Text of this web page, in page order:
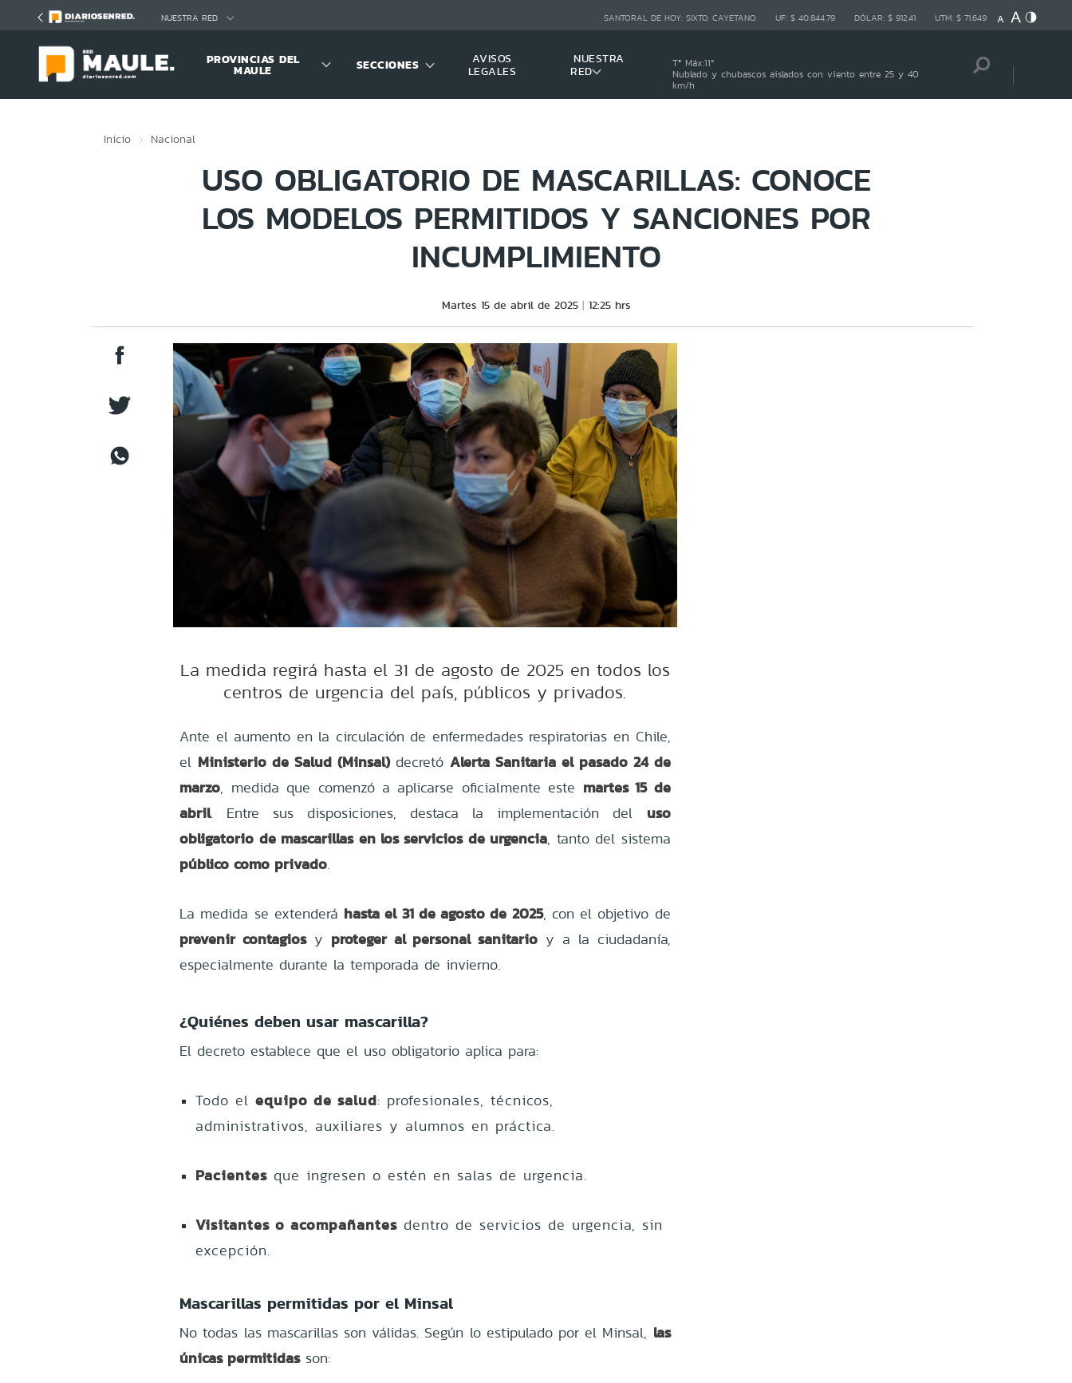
NUESTRA RED SANTORAL DE HOY: SIXTO, CAYETANO UF: $ 40.844,79 DÓLAR: $ 912,41 UTM: $ 71.649
PROVINCIAS DEL
MAULE SECCIONES
AVISOS
LEGALES
NUESTRA
RED
Tª Máx:11º
Nublado y chubascos aislados con viento entre 25 y 40
km/h
Inicio Nacional
USO OBLIGATORIO DE MASCARILLAS: CONOCE
LOS MODELOS PERMITIDOS Y SANCIONES POR
INCUMPLIMIENTO
Martes 15 de abril de 2025 12:25 hrs
La medida regirá hasta el 31 de agosto de 2025 en todos los
centros de urgencia del país, públicos y privados.
Ante el aumento en la circulación de enfermedades respiratorias en Chile,
el Ministerio de Salud (Minsal)decretóAlerta Sanitaria el pasado 24 de
marzo, medida que comenzó a aplicarse oficialmente este martes 15 de
abril. Entre sus disposiciones, destaca la implementación del uso
obligatorio de mascarillas en los servicios de urgencia, tanto del sistema
público como privado.
La medida se extenderá hasta el 31 de agosto de 2025, con el objetivo de
prevenir contagiosy proteger al personal sanitario y a la ciudadanía,
especialmente durante la temporada de invierno.
¿Quiénes deben usar mascarilla?
El decreto establece que el uso obligatorio aplica para:
Todo elequipo de salud: profesionales, técnicos,
administrativos, auxiliares y alumnos en práctica.
Pacientes que ingresen o estén en salas de urgencia.
Visitantes o acompañantes dentro de servicios de urgencia, sin
excepción.
Mascarillas permitidas por el Minsal
No todas las mascarillas son válidas. Según lo estipulado por el Minsal, las
únicas permitidasson: